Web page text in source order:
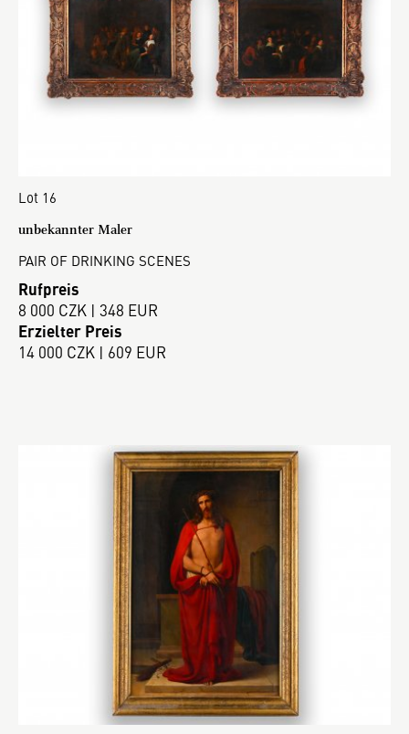
Lot 16
unbekannter Maler
PAIR OF DRINKING SCENES
Rufpreis
8 000 CZK | 348 EUR
Erzielter Preis
14 000 CZK | 609 EUR